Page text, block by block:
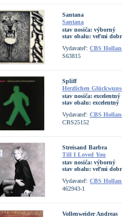
Santana
Santana
stav nosiča: výborný
stav obalu: veľmi
Vydavateľ: CBS
S63815
Spliff
Herzlichen
stav nosiča: excelentný
stav obalu: excelentný
Vydavateľ: CBS
CBS25152
Streisand Barbra
Till I Loved You
stav nosiča: výborný
stav obalu: veľmi
Vydavateľ: CBS
462943-1
Vollenweider Andreas